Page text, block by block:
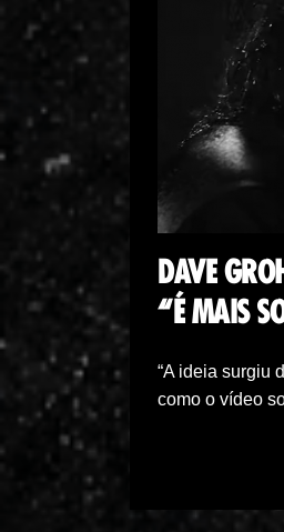
DAVE
“É MAIS
“A ideia surgiu
como o vídeo